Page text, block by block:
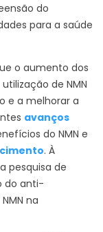
do
para a saúde
o aumento dos
de NMN
e a melhorar a
avanços
do NMN e
. À
pesquisa de
do anti-
na